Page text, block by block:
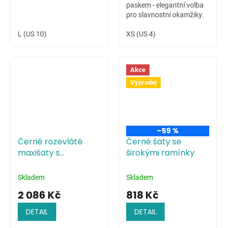
L (US 10)
paskem - elegantní volba
pro slavnostní okamžiky.
XS (US 4)
Černé rozevláté
maxišaty s
potiskem
Skladem
2 086 Kč
DETAIL
Akce
Výprodej
–59 %
Černé šaty se
širokými ramínky
Skladem
818 Kč
DETAIL